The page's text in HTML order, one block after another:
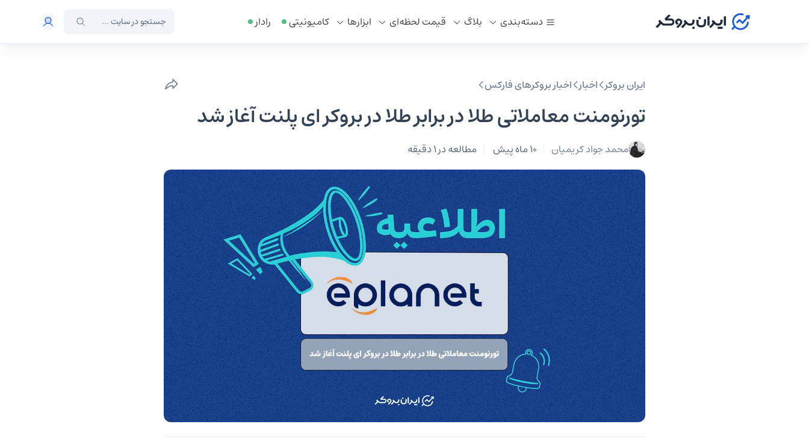
دسته‌بندی بلاگ قیمت لحظه‌ای ابزار‌ها کامیونیتی رادار
ایران بروکر اخبار اخبار بروکرهای فارکس
تورنومنت معاملاتی طلا در برابر طلا در بروکر ای پلنت آغاز شد
محمد جواد کریمیان 10 ماه پیش مطالعه در 1 دقیقه